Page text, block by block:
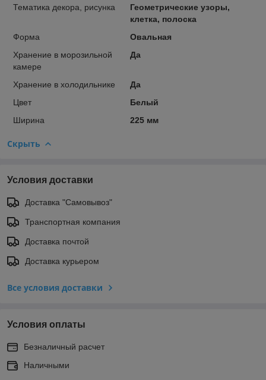
Тематика декора, рисунка
Геометрические узоры,
клетка, полоска
Форма
Овальная
Хранение в морозильной
камере
Да
Хранение в холодильнике
Да
Цвет
Белый
Ширина
225 мм
Скрыть
Условия доставки
Доставка "Самовывоз"
Транспортная компания
Доставка почтой
Доставка курьером
Все условия доставки
Условия оплаты
Безналичный расчет
Наличными